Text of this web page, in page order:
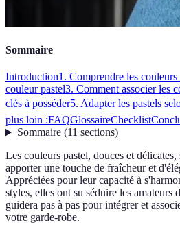
Sommaire
Introduction1. Comprendre les couleurs
couleur pastel3. Comment associer les
clés à posséder5. Adapter les pastels
plus loin :FAQGlossaireChecklist
Sommaire(11 sections)
Les couleurs pastel, douces et
apporter une touche de fraîcheur et
Appréciées pour leur capacité à
styles, elles ont su séduire les amateurs
guidera pas à pas pour intégrer et
votre garde-robe.